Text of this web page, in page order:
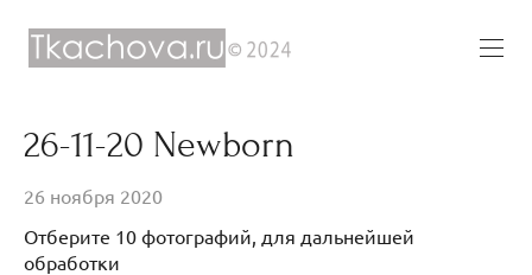
26-11-20 Newborn
26 ноября 2020
Отберите 10 фотографий, для дальнейшей
обработки